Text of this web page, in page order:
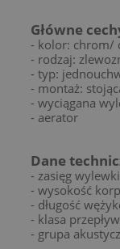
Główne
- kolor: chrom/
- rodzaj:
- typ:
- montaż:
- wyciągana
- aerator
Dane
- zasięg
- wysokość
- długość
- klasa
- grupa